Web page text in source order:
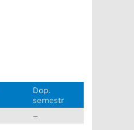
Dop.
semestr
–